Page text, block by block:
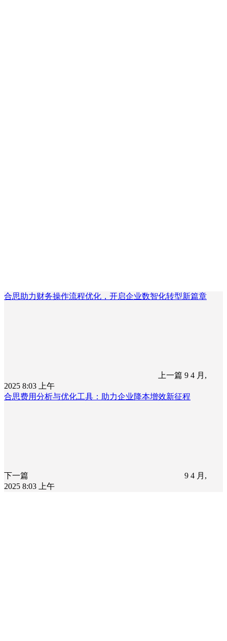
合思助力财务操作流程优化，开启企业数智化转型新篇章
上一篇 9 4 月,
2025 8:03 上午
合思费用分析与优化工具：助力企业降本增效新征程
下一篇
9 4 月,
2025 8:03 上午